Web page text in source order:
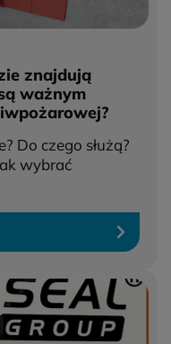
znajdują
ważnym
Do czego służą?
wybrać